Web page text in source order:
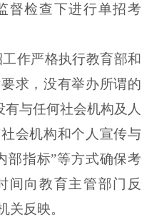
督检查下进行单招考
作严格执行教育部和
求，没有举办所谓的
有与任何社会机构及人
会机构和个人宣传与
部指标”等方式确保考
间向教育主管部门反
关反映。